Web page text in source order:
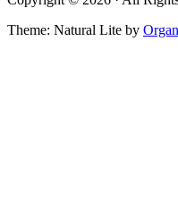
Theme: Natural Lite by